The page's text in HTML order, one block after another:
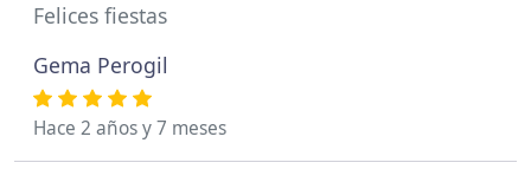
Felices fiestas
Gema Perogil
Hace 2 años y 7 meses